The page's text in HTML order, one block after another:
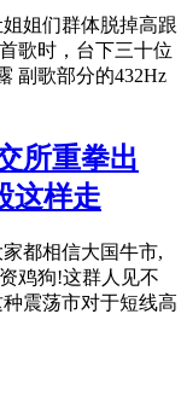
姐们群体脱掉高跟
歌时，台下三十位
副歌部分的432Hz
所重拳出
这样走
都相信大国牛市,
鸡狗!这群人见不
震荡市对于短线高